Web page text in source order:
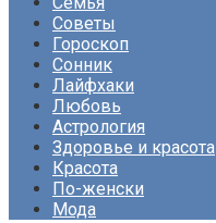
Советы
Гороскоп
Сонник
Лайфхаки
Любовь
Астрология
Здоровье и красота
Красота
По-женски
Мода